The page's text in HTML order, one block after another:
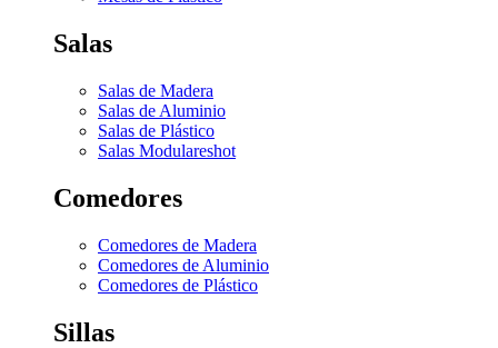
Salas
Salas de Madera
Salas de Aluminio
Salas de Plástico
Salas Modulareshot
Comedores
Comedores de Madera
Comedores de Aluminio
Comedores de Plástico
Sillas